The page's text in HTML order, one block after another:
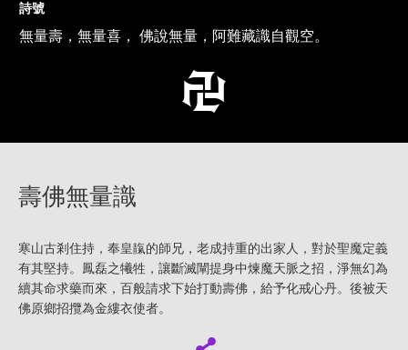
詩號
無量壽，無量喜， 佛說無量，阿難藏識自觀空。
壽佛無量識
寒山古剎住持，奉皇靝的師兄，老成持重的出家人，對於聖魔定義
有其堅持。鳳磊之犧牲，讓斷滅闡提身中煉魔天脈之招，淨無幻為
續其命求藥而來，百般請求下始打動壽佛，給予化戒心丹。後被天
佛原鄉招攬為金縷衣使者。